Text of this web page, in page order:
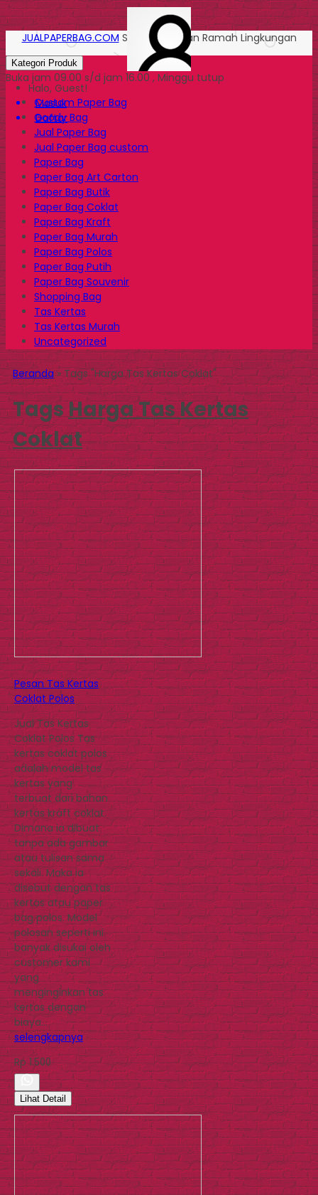
Halo, Guest!
Masuk
Daftar
JUALPAPERBAG.COM Solusi Kemasan Ramah Lingkungan
Kategori Produk
Buka jam 09.00 s/d jam 16.00 , Minggu tutup
Custom Paper Bag
Goody Bag
Jual Paper Bag
Jual Paper Bag custom
Paper Bag
Paper Bag Art Carton
Paper Bag Butik
Paper Bag Coklat
Paper Bag Kraft
Paper Bag Murah
Paper Bag Polos
Paper Bag Putih
Paper Bag Souvenir
Shopping Bag
Tas Kertas
Tas Kertas Murah
Uncategorized
Beranda»Tags "Harga Tas Kertas Coklat"
TagsHarga Tas Kertas
Coklat
Pesan Tas Kertas
Coklat Polos
Jual Tas Kertas
Coklat Polos Tas
kertas coklat polos
adalah model tas
kertas yang
terbuat dari bahan
kertas kraft coklat.
Dimana ia dibuat
tanpa ada gambar
atau tulisan sama
sekali. Maka ia
disebut dengan tas
kertas atau paper
bag polos. Model
polosan seperti ini
banyak disukai oleh
customer kami
yang
menginginkan tas
kertas dengan
biaya…
selengkapnya
Rp 1.500
Lihat Detail